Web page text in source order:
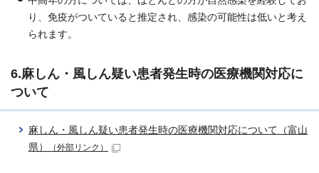
り、免疫がついていると推定され、感染の可能性は低いと考え
られます。
6.麻しん・風しん疑い患者発生時の医療機関対応に
ついて
麻しん・風しん疑い患者発生時の医療機関対応について（富山
県）
（外部リンク）